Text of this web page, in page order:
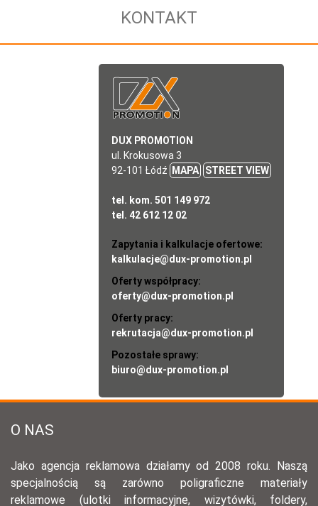
KONTAKT
DUX PROMOTION
ul. Krokusowa 3
92-101 Łódź
MAPA STREET VIEW
tel. kom. 501 149 972
tel. 42 612 12 02
Zapytania i kalkulacje ofertowe:
kalkulacje@dux-promotion.pl
Oferty współpracy:
oferty@dux-promotion.pl
Oferty pracy:
rekrutacja@dux-promotion.pl
Pozostałe sprawy:
biuro@dux-promotion.pl
O NAS
Jako agencja reklamowa działamy od 2008 roku. Naszą
specjalnością są zarówno poligraficzne materiały
reklamowe (ulotki informacyjne, wizytówki, foldery,